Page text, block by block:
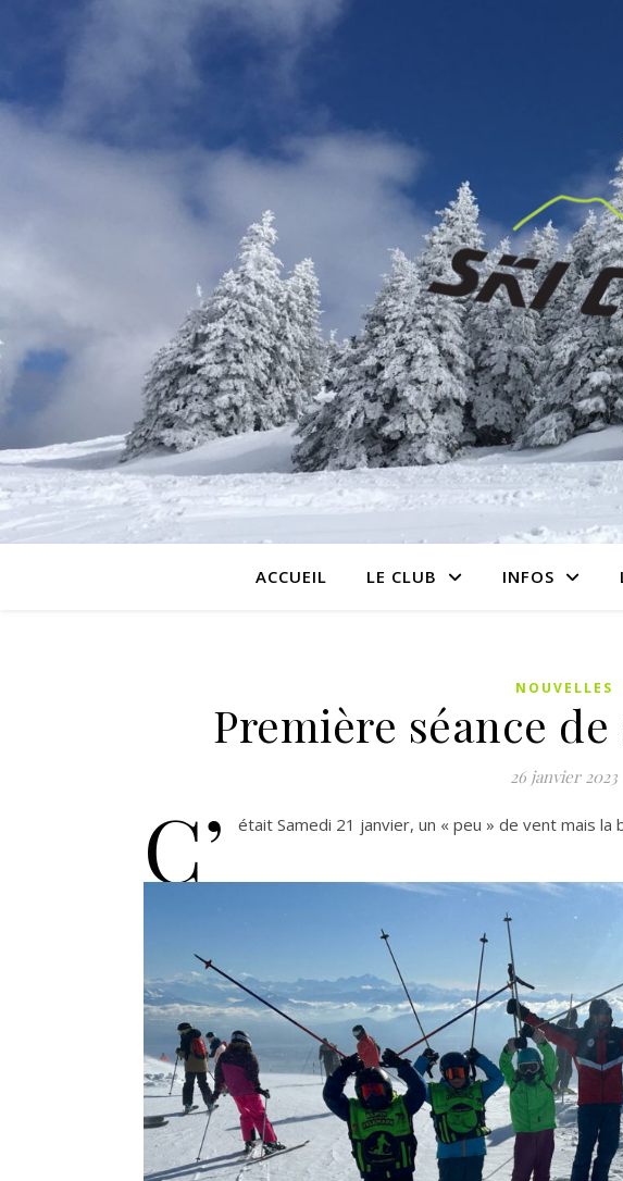
ACCUEIL LE CLUB INFOS
NOUVELLES
Première séance
26 janvier 2023
C’ était Samedi 21 janvier, un « peu » de vent mais la